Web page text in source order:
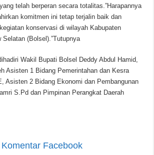
telah berperan secara totalitas.”Harapannya
komitmen ini tetap terjalin baik dan
konservasi di wilayah Kabupaten
Selatan (Bolsel).”Tutupnya
Wakil Bupati Bolsel Deddy Abdul Hamid,
Asisten 1 Bidang Pemerintahan dan Kesra
Asisten 2 Bidang Ekonomi dan Pembangunan
S.Pd dan Pimpinan Perangkat Daerah
Komentar Facebook